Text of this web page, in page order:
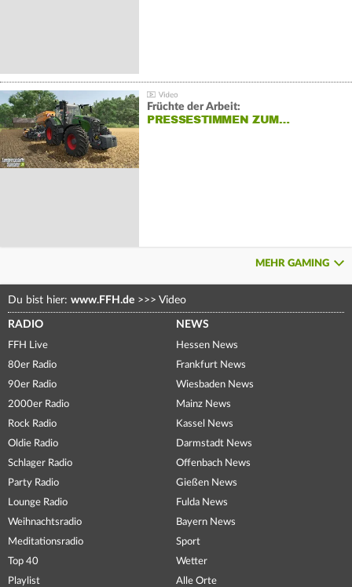
Früchte der Arbeit:
PRESSESTIMMEN ZUM…
MEHR GAMING
Du bist hier: www.FFH.de >>> Video
RADIO
FFH Live
80er Radio
90er Radio
2000er Radio
Rock Radio
Oldie Radio
Schlager Radio
Party Radio
Lounge Radio
Weihnachtsradio
Meditationsradio
Top 40
Playlist
NEWS
Hessen News
Frankfurt News
Wiesbaden News
Mainz News
Kassel News
Darmstadt News
Offenbach News
Gießen News
Fulda News
Bayern News
Sport
Wetter
Alle Orte